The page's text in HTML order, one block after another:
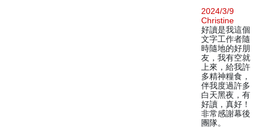
2024/3/9
Christine
好讀是我這個
文字工作者隨
時隨地的好朋
友，我有空就
上來，給我許
多精神糧食，
伴我度過許多
白天黑夜，有
好讀，真好！
非常感謝幕後
團隊。